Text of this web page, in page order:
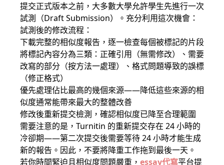
提交正式版本之前，大多數大學允許學生先進行一次
試測（Draft Submission）。充分利用這次機會：
試測後的修改流程：
下載完整的相似度報告，逐一檢查每個被標記的片段
將標記內容分為三類：正確引用（無需修改）、需要
改寫的部分（按方法一處理）、格式問題導致的誤標
（修正格式）
優先處理佔比最高的幾個來源——降低這些來源的相
似度通常能帶來最大的整體改善
修改後重新提交檢測，確認相似度已降至合理範圍
需要注意的是，Turnitin 的重新提交存在 24 小時的
冷卻期——第二次提交後需要等待 24 小時才能生成
新的報告。因此，不要將降重工作拖到最後一天。
若你時間緊迫且相似度問題嚴重， essay代寫平台提